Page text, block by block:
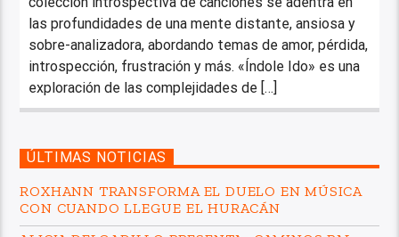
las profundidades de una mente distante, ansiosa y
sobre-analizadora, abordando temas de amor, pérdida,
introspección, frustración y más. «Índole Ido» es una
exploración de las complejidades de […]
ÚLTIMAS NOTICIAS
ROXHANN TRANSFORMA EL DUELO EN MÚSICA
CON CUANDO LLEGUE EL HURACÁN